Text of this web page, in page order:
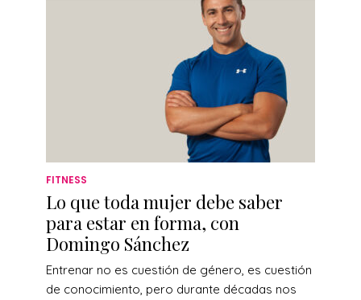
FITNESS
Lo que toda mujer debe saber
para estar en forma, con
Domingo Sánchez
Entrenar no es cuestión de género, es cuestión
de conocimiento, pero durante décadas nos